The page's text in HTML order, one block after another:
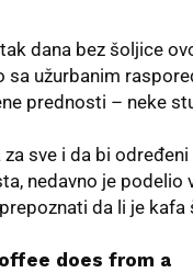
dana bez šoljice
sa užurbanim
prednosti – neke
sve i da bi
nedavno je podelio
da li je kafa
does from a